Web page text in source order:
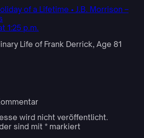
of a Lifetime • J.B. Morrison –
1:25 p.m.
Life of Frank Derrick, Age 81
wird nicht veröffentlicht.
sind mit * markiert